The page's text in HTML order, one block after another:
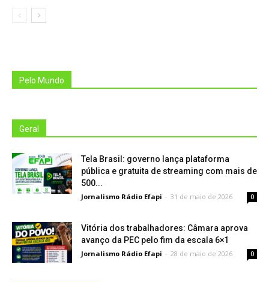
Pelo Mundo
Geral
Tela Brasil: governo lança plataforma
pública e gratuita de streaming com mais de
500...
Jornalismo Rádio Efapi - 31 de maio de 2026 0
Vitória dos trabalhadores: Câmara aprova
avanço da PEC pelo fim da escala 6×1
Jornalismo Rádio Efapi - 28 de maio de 2026 0